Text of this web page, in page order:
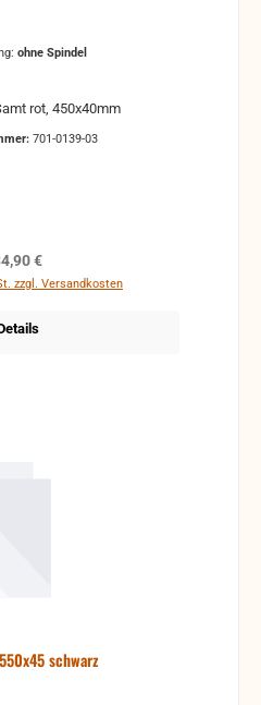
ohne Spindel
rot, 450x40mm
701-0139-03
Preis:
€
zzgl. Versandkosten
schwarz